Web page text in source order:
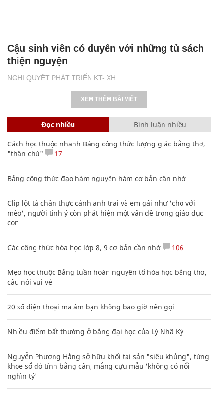
NGHỊ QUYẾT PHÁT TRIỂN KT- XH
Cậu sinh viên có duyên với những tủ sách
thiện nguyện
XEM THÊM BÀI VIẾT
Đọc nhiều Bình luận nhiều
Cách học thuộc nhanh Bảng công thức lượng giác bằng thơ,
"thần chú"
17
Bảng công thức đạo hàm nguyên hàm cơ bản cần nhớ
Clip lột tả chân thực cảnh anh trai và em gái như 'chó với
mèo', người tinh ý còn phát hiện một vấn đề trong giáo dục
con
Các công thức hóa học lớp 8, 9 cơ bản cần nhớ 106
Mẹo học thuộc Bảng tuần hoàn nguyên tố hóa học bằng thơ,
câu nói vui vẻ
20 số điện thoại ma ám bạn không bao giờ nên gọi
Nhiều điểm bất thường ở bằng đại học của Lý Nhã Kỳ
Nguyễn Phương Hằng sở hữu khối tài sản "siêu khủng", từng
khoe sổ đỏ tính bằng cân, mắng cựu mẫu 'không có nổi
nghìn tỷ'